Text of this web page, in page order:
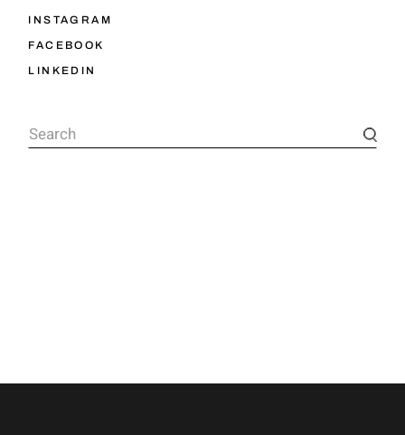
INSTAGRAM
FACEBOOK
LINKEDIN
Search